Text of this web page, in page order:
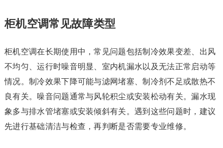
柜机空调常见故障类型
柜机空调在长期使用中，常见问题包括制冷效果变差、出风
不均匀、运行时噪音明显、室内机漏水以及无法正常启动等
情况。制冷效果下降可能与滤网堵塞、制冷剂不足或散热不
良有关。噪音问题通常与风轮积尘或安装松动有关。漏水现
象多与排水管堵塞或安装倾斜有关。遇到这些问题时，建议
先进行基础清洁与检查，再判断是否需要专业维修。